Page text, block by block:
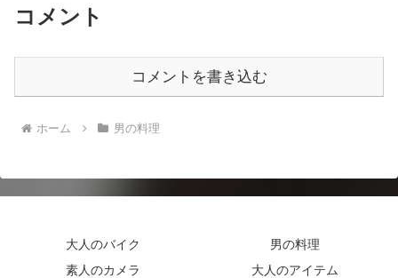
コメント
コメントを書き込む
ホーム 男の料理
大人のバイク
男の料理
素人のカメラ
大人のアイテム